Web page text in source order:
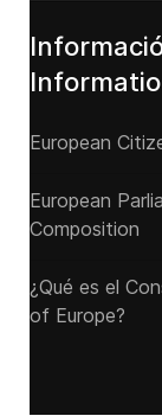
European
European
Composition
¿Qué es el
of Europe?